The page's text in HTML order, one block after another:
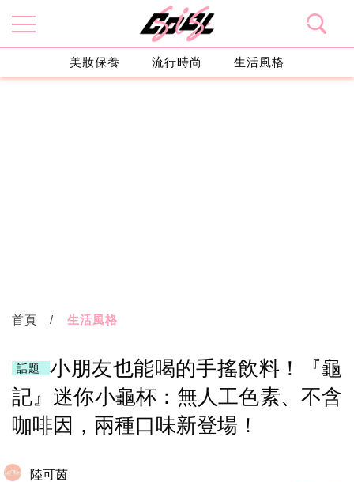
美妝保養 流行時尚 生活風格
首頁 生活風格
話題
小朋友也能喝的手搖飲料！『龜
記』迷你小龜杯：無人工色素、不含
咖啡因，兩種口味新登場！
陸可茵